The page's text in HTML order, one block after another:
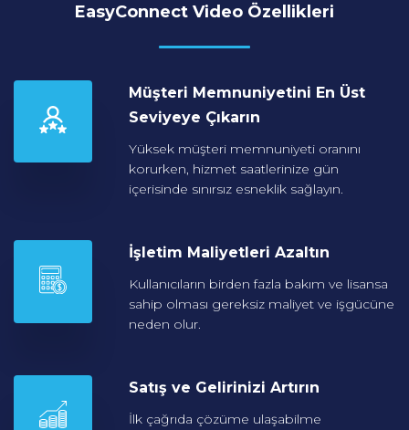
EasyConnect Video Özellikleri
Müşteri Memnuniyetini En Üst
Seviyeye Çıkarın
Yüksek müşteri memnuniyeti oranını
korurken, hizmet saatlerinize gün
içerisinde sınırsız esneklik sağlayın.
İşletim Maliyetleri Azaltın
Kullanıcıların birden fazla bakım ve lisansa
sahip olması gereksiz maliyet ve işgücüne
neden olur.
Satış ve Gelirinizi Artırın
İlk çağrıda çözüme ulaşabilme